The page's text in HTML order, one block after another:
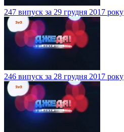
247 випуск за 29 грудня 2017 року
246 випуск за 28 грудня 2017 року